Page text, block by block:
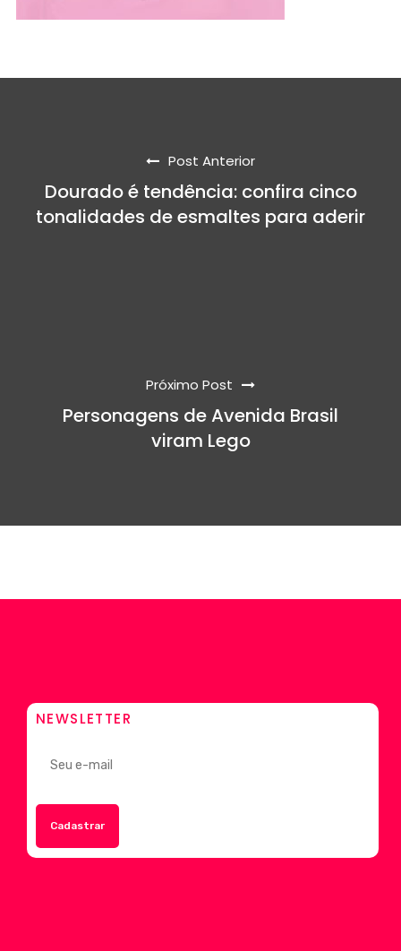
Post Anterior
Dourado é tendência: confira cinco
tonalidades de esmaltes para aderir
Próximo Post
Personagens de Avenida Brasil
viram Lego
NEWSLETTER